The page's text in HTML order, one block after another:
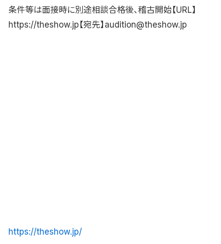
条件等は面接時に別途相談合格後、稽古開始【URL】
https://theshow.jp【宛先】audition@theshow.jp
https://theshow.jp/